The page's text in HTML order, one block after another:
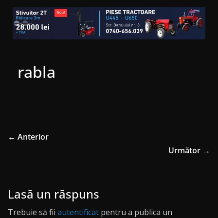
rabla
← Anterior
Următor →
Lasă un răspuns
Trebuie să fii autentificat pentru a publica un